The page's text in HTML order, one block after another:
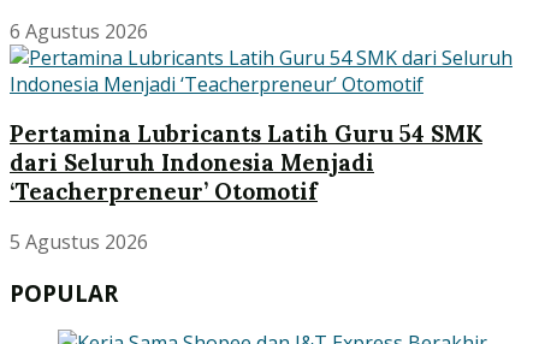
6 Agustus 2026
Pertamina Lubricants Latih Guru 54 SMK
dari Seluruh Indonesia Menjadi
‘Teacherpreneur’ Otomotif
5 Agustus 2026
POPULAR